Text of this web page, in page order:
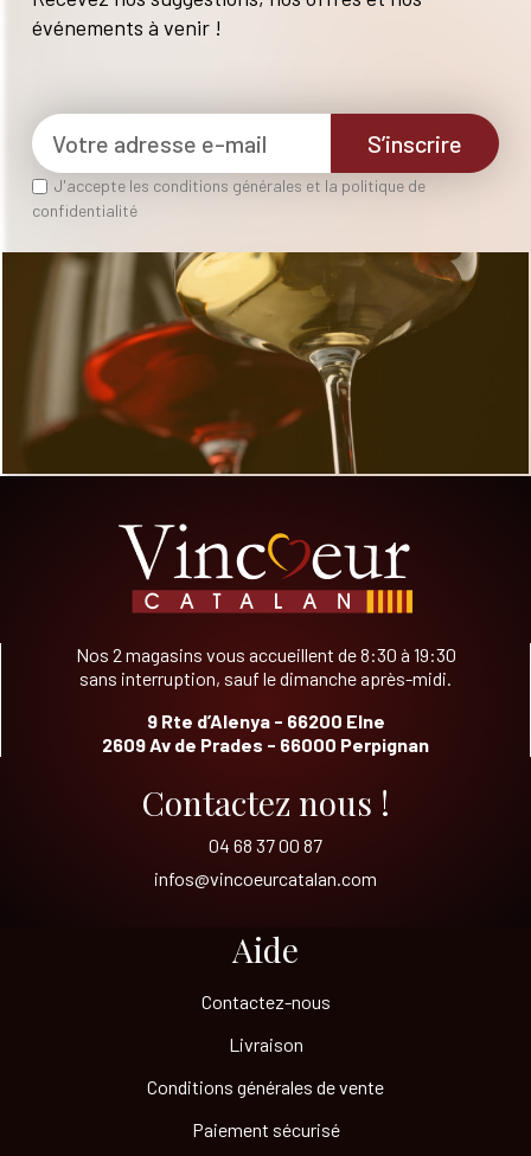
événements à venir !
S’inscrire
J'accepte les conditions générales et la politique de
confidentialité
Nos 2 magasins vous accueillent de 8:30 à 19:30
sans interruption, sauf le dimanche après-midi.
9 Rte d’Alenya - 66200 Elne
2609 Av de Prades - 66000 Perpignan
Contactez nous !
04 68 37 00 87
infos@vincoeurcatalan.com
Aide
Contactez-nous
Livraison
Conditions générales de vente
Paiement sécurisé